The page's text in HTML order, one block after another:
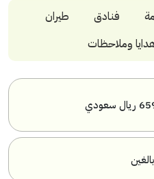
فنادق
طيران
وملاحظات
سعودي